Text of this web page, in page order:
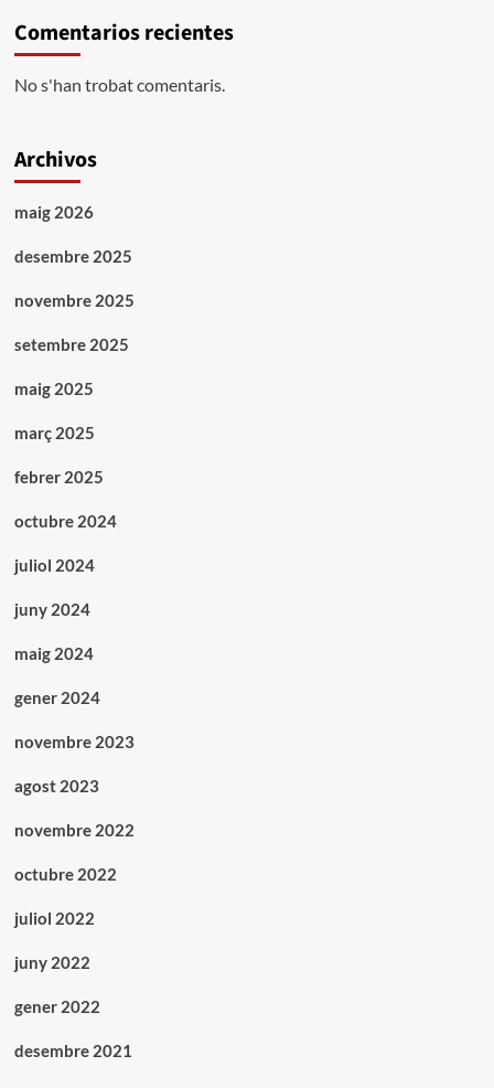
Comentarios recientes
No s'han trobat comentaris.
Archivos
maig 2026
desembre 2025
novembre 2025
setembre 2025
maig 2025
març 2025
febrer 2025
octubre 2024
juliol 2024
juny 2024
maig 2024
gener 2024
novembre 2023
agost 2023
novembre 2022
octubre 2022
juliol 2022
juny 2022
gener 2022
desembre 2021